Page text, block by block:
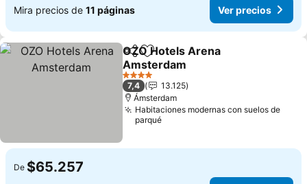
Mira precios de 11 páginas Ver precios
CompartirAgregar a favoritos
OZO Hotels Arena
Amsterdam
Ver precios
4 Estrellas
7,4
13.125
Ámsterdam
Habitaciones modernas con suelos de
parqué
De $65.257